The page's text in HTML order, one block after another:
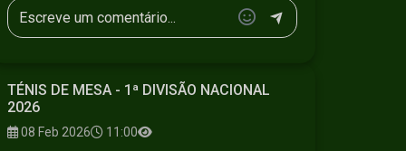
TÉNIS DE MESA - 1ª DIVISÃO NACIONAL
2026
08 Feb 2026 11:00